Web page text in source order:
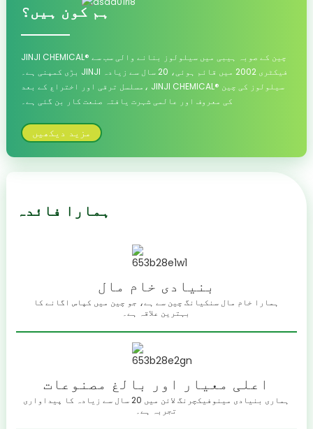
ہم کون ہیں؟
JINJI CHEMICAL® چین کے صوبہ ہیبی میں سیلولوز بنانے والی سب سے
بڑی کمپنی ہے۔ JINJI فیکٹری 2002 میں قائم ہوئی، 20 سال سے زیادہ
مسلسل ترقی اور اختراع کے بعد، JINJI CHEMICAL® سیلولوز کی چین
کی معروف اور عالمی شہرت یافتہ صنعت کار بن گئی ہے۔
مزید دیکھیں
ہمارا فائدہ
بنیادی خام مال
ہمارا خام مال سنکیانگ چین سے ہے، جو چین میں کپاس اگانے کا
بہترین علاقہ ہے۔
اعلی معیار اور بالغ مصنوعات
ہماری بنیادی مینوفیکچرنگ لائن میں 20 سال سے زیادہ کا پیداواری
تجربہ ہے۔